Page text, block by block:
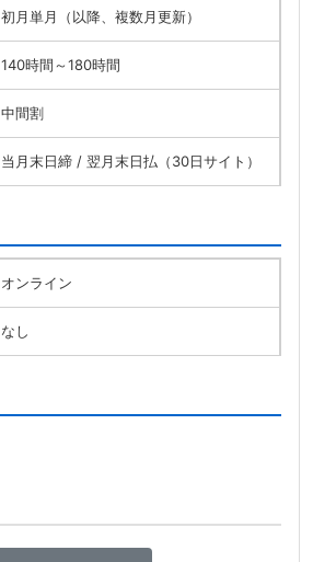
初月単月（以降、複数月更新）
140時間～180時間
中間割
当月末日締 / 翌月末日払（30日サイト）
オンライン
なし